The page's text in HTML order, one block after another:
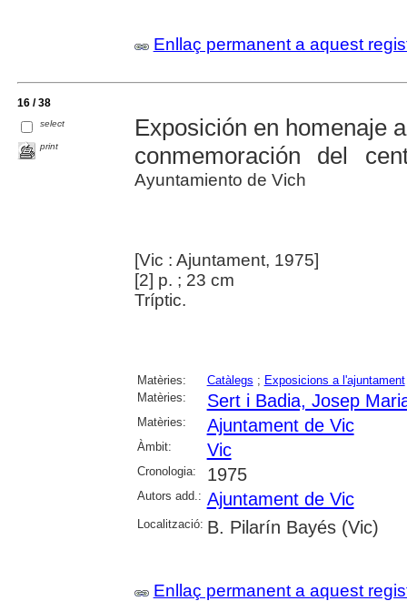
Enllaç permanent a aquest
16 / 38
select
print
Exposición en homenaje
conmemoración del
Ayuntamiento de Vich
[Vic : Ajuntament, 1975]
[2] p. ; 23 cm
Tríptic.
Matèries: Catàlegs ; Exposicions a l'ajuntament
Matèries:
Sert i Badia, Josep
Matèries: Ajuntament de Vic
Àmbit: Vic
Cronologia: 1975
Autors add.: Ajuntament de Vic
Localització: B. Pilarín Bayés (Vic)
Enllaç permanent a aquest